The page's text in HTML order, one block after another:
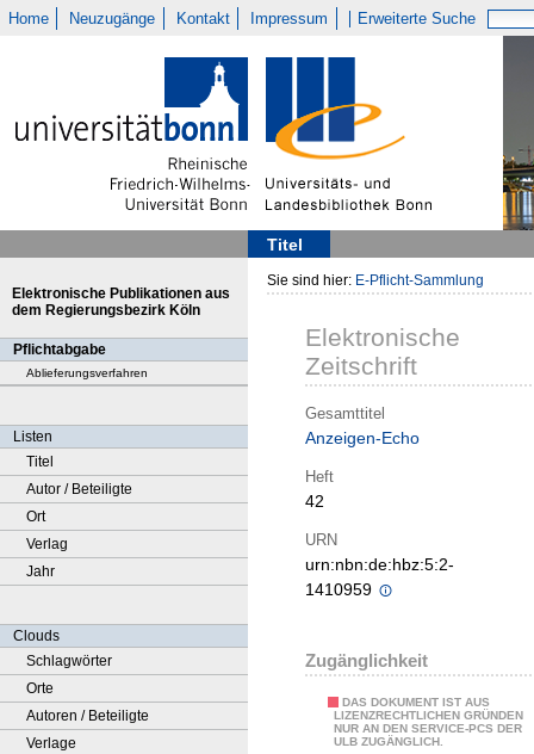
Home Neuzugänge Kontakt Impressum Erweiterte Suche
Titel
Elektronische Publikationen aus
dem Regierungsbezirk Köln
Pflichtabgabe
Ablieferungsverfahren
Listen
Titel
Autor / Beteiligte
Ort
Verlag
Jahr
Clouds
Schlagwörter
Orte
Autoren / Beteiligte
Verlage
Sie sind hier: E-Pflicht-Sammlung
Elektronische
Zeitschrift
Gesamttitel
Anzeigen-Echo
Heft
42
URN
urn:nbn:de:hbz:5:2-
1410959
Zugänglichkeit
DAS DOKUMENT IST AUS
LIZENZRECHTLICHEN GRÜNDEN
NUR AN DEN SERVICE-PCS DER
ULB ZUGÄNGLICH.